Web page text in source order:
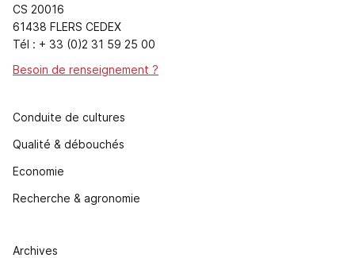
CS 20016
61438 FLERS CEDEX
Tél : + 33 (0)2 31 59 25 00
Besoin de renseignement ?
Conduite de cultures
Qualité & débouchés
Economie
Recherche & agronomie
Archives